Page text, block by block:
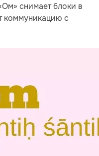
снимает блоки в
коммуникацию с